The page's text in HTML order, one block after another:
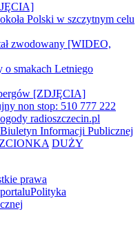
Polski w szczytnym celu
zwodowany [WIDEO,
o smakach Letniego
[ZDJĘCIA]
non stop: 510 777 222
radioszczecin.pl
Biuletyn Informacji Publicznej
DUŻY
prawa
Polityka